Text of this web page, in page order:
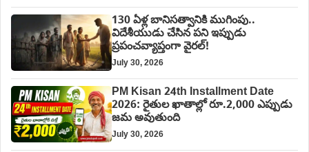
130 ఏళ్ల బానిసత్వానికి ముగింపు..
విదేశీయుడు చేసిన పని ఇప్పుడు
ప్రపంచవ్యాప్తంగా వైరల్!
July 30, 2026
PM Kisan 24th Installment Date
2026: రైతుల ఖాతాల్లో రూ.2,000 ఎప్పుడు
జమ అవుతుంది
July 30, 2026